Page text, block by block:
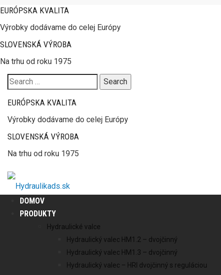
EURÓPSKA KVALITA
Výrobky dodávame do celej Európy
SLOVENSKÁ VÝROBA
Na trhu od roku 1975
Search
for:
EURÓPSKA KVALITA
Výrobky dodávame do celej Európy
SLOVENSKÁ VÝROBA
Na trhu od roku 1975
DOMOV
PRODUKTY
Hydraulické valce
Hydraulický valec HM1.2 – dvojčinný
Hydraulický valec HM1.3 – dvojčinný
Hydraulický valec – HRI dvojčinný s reguláciou